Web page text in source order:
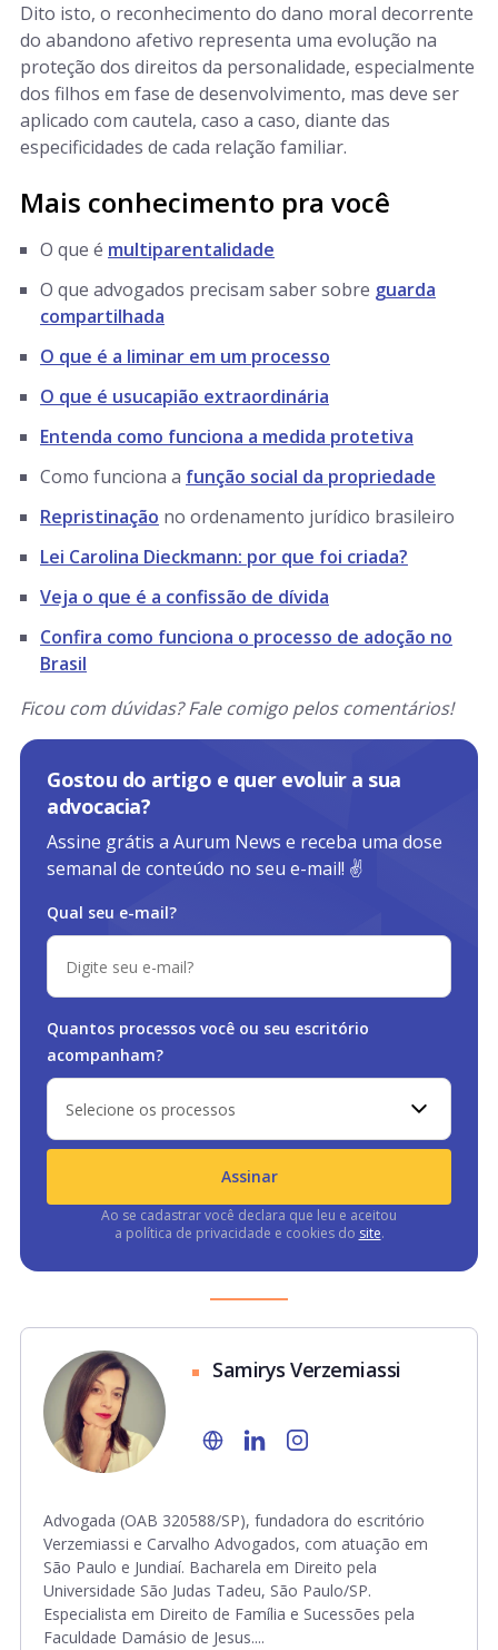
Dito isto, o reconhecimento do dano moral decorrente
do abandono afetivo representa uma evolução na
proteção dos direitos da personalidade, especialmente
dos filhos em fase de desenvolvimento, mas deve ser
aplicado com cautela, caso a caso, diante das
especificidades de cada relação familiar.
Mais conhecimento pra você
O que é multiparentalidade
O que advogados precisam saber sobre guarda
compartilhada
O que é a liminar em um processo
O que é usucapião extraordinária
Entenda como funciona a medida protetiva
Como funciona a função social da propriedade
Repristinação no ordenamento jurídico brasileiro
Lei Carolina Dieckmann: por que foi criada?
Veja o que é a confissão de dívida
Confira como funciona o processo de adoção no
Brasil
Ficou com dúvidas? Fale comigo pelos comentários!
Gostou do artigo e quer evoluir a sua
advocacia?
Assine grátis a Aurum News e receba uma dose
semanal de conteúdo no seu e-mail! ✌️
Qual seu e-mail?
Quantos processos você ou seu escritório
acompanham?
Selecione os processos
Assinar
Ao se cadastrar você declara que leu e aceitou
a política de privacidade e cookies do site.
Samirys Verzemiassi
Advogada (OAB 320588/SP), fundadora do escritório
Verzemiassi e Carvalho Advogados, com atuação em
São Paulo e Jundiaí. Bacharela em Direito pela
Universidade São Judas Tadeu, São Paulo/SP.
Especialista em Direito de Família e Sucessões pela
Faculdade Damásio de Jesus....